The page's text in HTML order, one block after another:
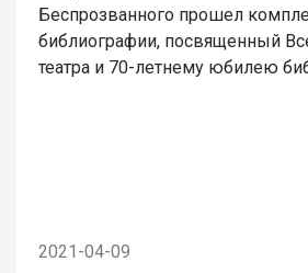
Беспрозванного прошел
библиографии, посвященный
театра и 70-летнему юбилею
2021-04-09